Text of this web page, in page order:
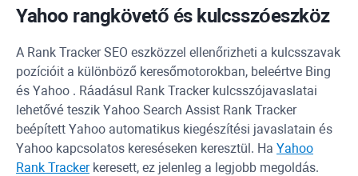
Yahoo rangkövető és kulcsszóeszköz
A Rank TrackerSEO eszközzel ellenőrizheti a kulcsszavak
pozícióit a különböző keresőmotorokban, beleértve Bing
és Yahoo . Ráadásul Rank Trackerkulcsszójavaslatai
lehetővé teszik Yahoo Search Assist Rank Tracker
beépített Yahoo automatikus kiegészítési javaslatain és
Yahoo kapcsolatos kereséseken keresztül. Ha Yahoo
Rank Trackerkeresett, ez jelenleg a legjobb megoldás.